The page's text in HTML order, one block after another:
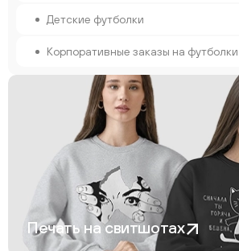
Детские футболки
Корпоративные заказы на футболки
Печать на свитшотах